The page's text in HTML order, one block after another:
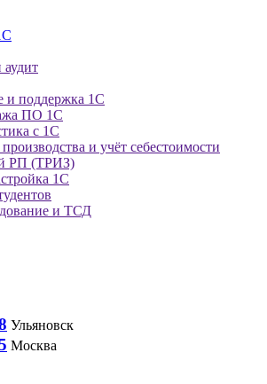
аудит
и поддержка 1С
ПО 1С
с 1С
и учёт себестоимости
РП (ТРИЗ)
1С
и ТСД
Ульяновск
Москва